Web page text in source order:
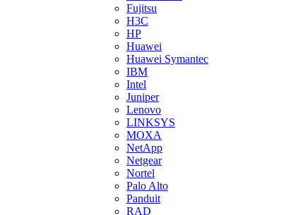
Fujitsu
H3С
HP
Huawei
Huawei Symantec
IBM
Intel
Juniper
Lenovo
LINKSYS
MOXA
NetApp
Netgear
Nortel
Palo Alto
Panduit
RAD